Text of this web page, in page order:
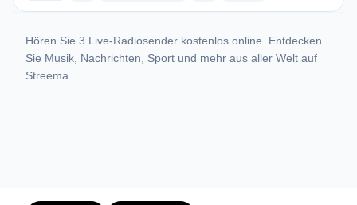
Hören Sie 3 Live-Radiosender kostenlos online. Entdecken
Sie Musik, Nachrichten, Sport und mehr aus aller Welt auf
Streema.